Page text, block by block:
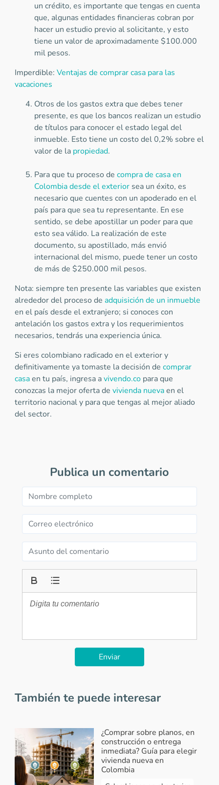
un crédito, es importante que tengas en cuenta
que, algunas entidades financieras cobran por
hacer un estudio previo al solicitante, y esto
tiene un valor de aproximadamente $100.000
mil pesos.
Imperdible: Ventajas de comprar casa para las
vacaciones
Otros de los gastos extra que debes tener
presente, es que los bancos realizan un estudio
de títulos para conocer el estado legal del
inmueble. Esto tiene un costo del 0,2% sobre el
valor de la propiedad.
Para que tu proceso de compra de casa en
Colombia desde el exterior sea un éxito, es
necesario que cuentes con un apoderado en el
país para que sea tu representante. En ese
sentido, se debe apostillar un poder para que
esto sea válido. La realización de este
documento, su apostillado, más envió
internacional del mismo, puede tener un costo
de más de $250.000 mil pesos.
Nota: siempre ten presente las variables que existen
alrededor del proceso de adquisición de un inmueble
en el país desde el extranjero; si conoces con
antelación los gastos extra y los requerimientos
necesarios, tendrás una experiencia única.
Si eres colombiano radicado en el exterior y
definitivamente ya tomaste la decisión de comprar
casaen tu país, ingresa avivendo.co para que
conozcas la mejor oferta de vivienda nuevaen el
territorio nacional y para que tengas al mejor aliado
del sector.
Publica un comentario
Enviar
También te puede interesar
¿Comprar sobre planos, en
construcción o entrega
inmediata? Guía para elegir
vivienda nueva en
Colombia